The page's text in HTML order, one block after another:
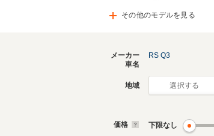
その他のモデルを見る
RS Q3のカタログを見る
メーカー
車名
RS Q3
地域 選択する
価格 下限なし